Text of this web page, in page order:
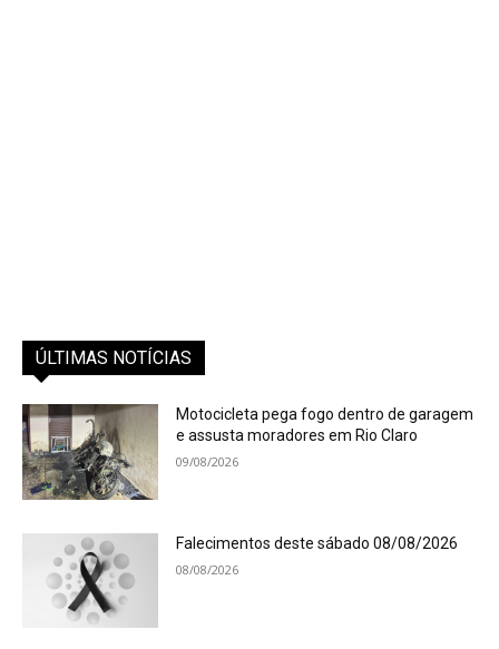
ÚLTIMAS NOTÍCIAS
Motocicleta pega fogo dentro de garagem
e assusta moradores em Rio Claro
09/08/2026
Falecimentos deste sábado 08/08/2026
08/08/2026